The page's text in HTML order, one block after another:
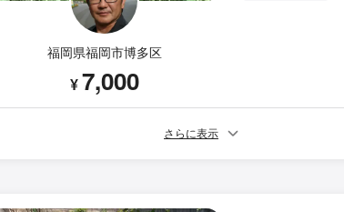
福岡県福岡市博多区
¥7,000
さらに表示